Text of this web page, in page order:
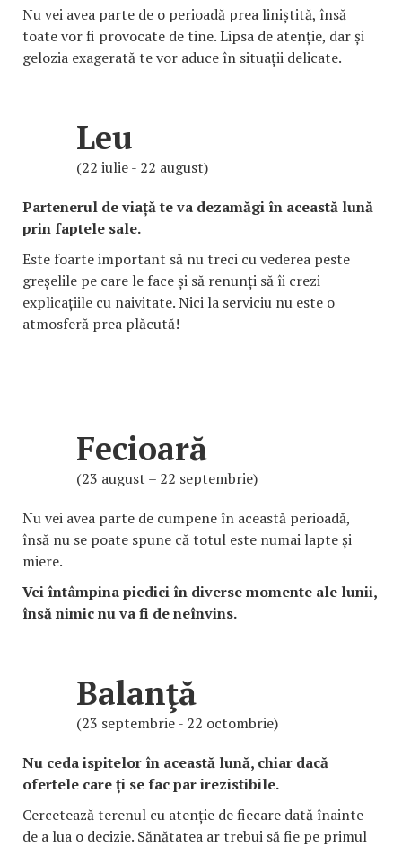
Nu vei avea parte de o perioadă prea liniștită, însă
toate vor fi provocate de tine. Lipsa de atenție, dar și
gelozia exagerată te vor aduce în situații delicate.
Leu
(22 iulie - 22 august)
Partenerul de viață te va dezamăgi în această lună
prin faptele sale.
Este foarte important să nu treci cu vederea peste
greșelile pe care le face și să renunți să îi crezi
explicațiile cu naivitate. Nici la serviciu nu este o
atmosferă prea plăcută!
Fecioară
(23 august – 22 septembrie)
Nu vei avea parte de cumpene în această perioadă,
însă nu se poate spune că totul este numai lapte și
miere.
Vei întâmpina piedici în diverse momente ale lunii,
însă nimic nu va fi de neînvins.
Balanţă
(23 septembrie - 22 octombrie)
Nu ceda ispitelor în această lună, chiar dacă
ofertele care ți se fac par irezistibile.
Cercetează terenul cu atenție de fiecare dată înainte
de a lua o decizie. Sănătatea ar trebui să fie pe primul